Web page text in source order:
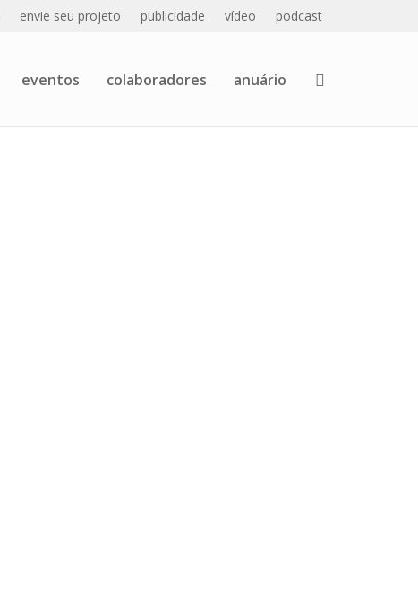
envie seu projeto publicidade vídeo podcast
eventos colaboradores anuário